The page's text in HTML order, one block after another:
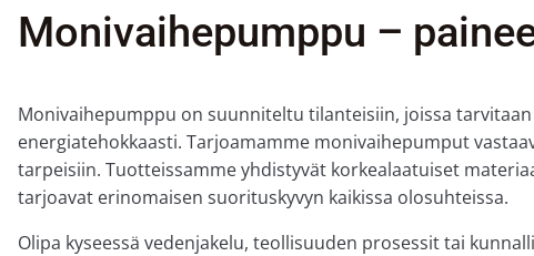
Monivaihepumppu –
Monivaihepumppu on suunniteltu tilanteisiin, joissa
energiatehokkaasti. Tarjoamamme monivaihepumput
tarpeisiin. Tuotteissamme yhdistyvät korkealaatuiset
tarjoavat erinomaisen suorituskyvyn kaikissa olosuhteissa.
Olipa kyseessä vedenjakelu, teollisuuden prosessit tai